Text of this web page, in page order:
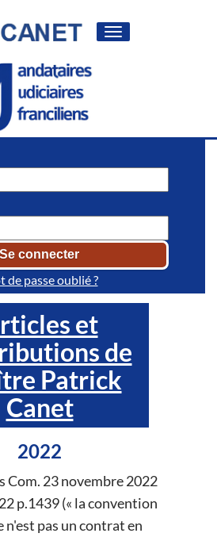
Toggle
de passe oublié ?
et
de
Patrick
Canet
2022
Com. 23 novembre 2022
p.1439 (« la convention
pas un contrat en